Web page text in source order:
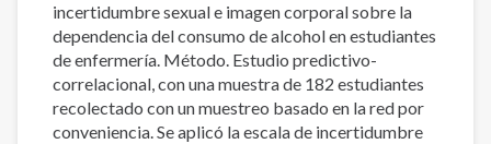
incertidumbre sexual e imagen corporal sobre la
dependencia del consumo de alcohol en estudiantes
de enfermería. Método. Estudio predictivo-
correlacional, con una muestra de 182 estudiantes
recolectado con un muestreo basado en la red por
conveniencia. Se aplicó la escala de incertidumbre